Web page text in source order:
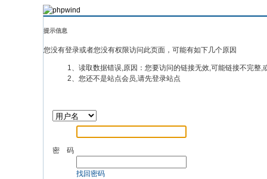
提示信息
您没有登录或者您没有权限访问此页面，可能有如下几个原因
1、读取数据错误,原因：您要访问的链接无效,可能链接不完整,
2、您还不是站点会员,请先登录站点
密 码
找回密码